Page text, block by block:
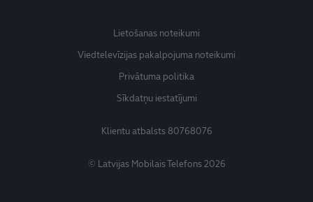
Lietošanas noteikumi
Viedtelevīzijas pakalpojuma noteikumi
Privātuma politika
Sīkdatņu iestatījumi
Klientu atbalsts80768076
© Latvijas Mobilais Telefons 2026